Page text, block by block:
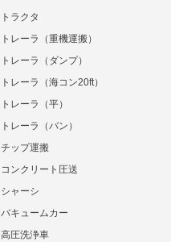
トラクタ
トレーラ（重機運搬）
トレーラ（ダンプ）
トレーラ（海コン20ft）
トレーラ（平）
トレーラ（バン）
チップ運搬
コンクリート圧送
シャーシ
バキュームカー
高圧洗浄車